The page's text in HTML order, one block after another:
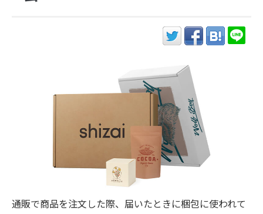
通販で商品を注文した際、届いたときに梱包に使われて